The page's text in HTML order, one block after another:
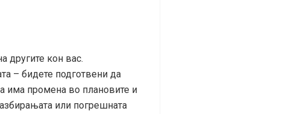
другите кон вас.
– бидете подготвени да
има промена во плановите и
или погрешната